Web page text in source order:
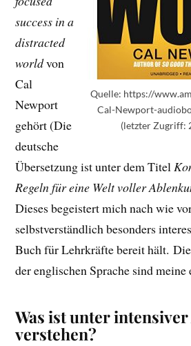
Quelle: https://
Cal-Newport-
(letzter Zugriff:
success in a
distracted
worldvon
Cal
Newport
gehört (Die
deutsche
Übersetzung ist unter dem Titel
Regeln für eine Welt voller
Dieses begeistert mich nach wie
selbstverständlich besonders
Buch für Lehrkräfte bereit hält.
der englischen Sprache sind meine
Was ist unter
verstehen?